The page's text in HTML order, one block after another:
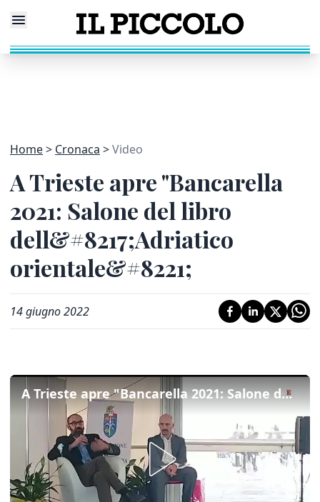
Home Cronaca Video
A Trieste apre "Bancarella
2021: Salone del libro
dell&#8217;Adriatico
orientale&#8221;
14 giugno 2022
A Trieste apre "Bancarella 2021: Salone del libro dell&#8217;Adriatico orientale&#8221;